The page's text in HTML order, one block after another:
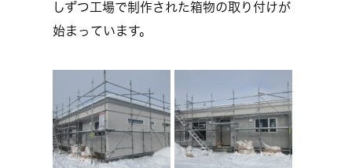
しずつ工場で制作された箱物の取り付けが
始まっています。